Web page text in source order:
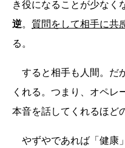
き役になることが少なく
逆。 質問をして相手に共
る。
すると相手も人間。だ
くれる。つまり、オペレ
本音を話してくれるほど
やずやであれば「健康